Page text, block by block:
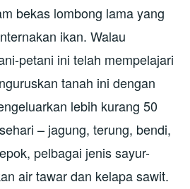
bekas lombong lama yang
ikan. Walau
petani ini telah mempelajari
tanah ini dengan
lebih kurang 50
– jagung, terung, bendi,
pelbagai jenis sayur-
air tawar dan kelapa sawit.